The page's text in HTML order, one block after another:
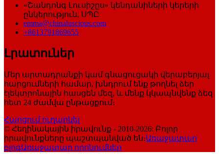
«Շանդոնգ Լուսիշըս» կենդանիների կերերի
ընկերություն, ՍՊԸ
emma@chinaluscious.com
+8613791869655
Լրատուներ
Մեր արտադրանքի կամ գնացուցակի վերաբերյալ
հարցումների համար, խնդրում ենք թողնել ձեր
էլեկտրոնային հասցեն մեզ, և մենք կկապնվենք ձեզ
հետ 24 ժամվա ընթացքում։
Հարցում ուղարկել
© Հեղինակային իրավունք - 2010-2026: Բոլոր
իրավունքները պաշտպանված են։Առաջատար
բլոգԱռաջատար որոնումներ